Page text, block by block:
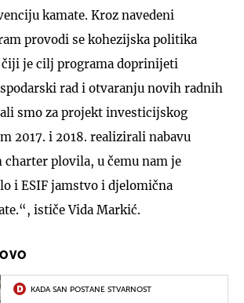
kamate. Kroz navedeni
provodi se kohezijska politika
čiji je cilj programa doprinijeti
rad i otvaranju novih radnih
smo za projekt investicijskog
2017. i 2018. realizirali nabavu
charter plovila, u čemu nam je
i ESIF jamstvo i djelomična
ističe Vida Markić.
KADA SAN POSTANE STVARNOST